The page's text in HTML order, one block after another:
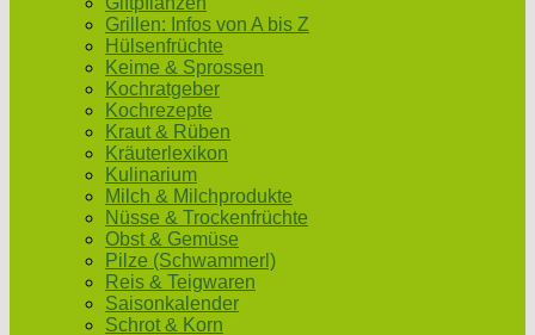
Grillen: Infos von A bis Z
Hülsenfrüchte
Keime & Sprossen
Kochratgeber
Kochrezepte
Kraut & Rüben
Kräuterlexikon
Kulinarium
Milch & Milchprodukte
Nüsse & Trockenfrüchte
Obst & Gemüse
Pilze (Schwammerl)
Reis & Teigwaren
Saisonkalender
Schrot & Korn